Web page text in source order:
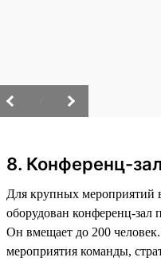
8. Конференц-зал
Для крупных мероприятий
оборудован конференц-зал
Он вмещает до 200
мероприятия команды,